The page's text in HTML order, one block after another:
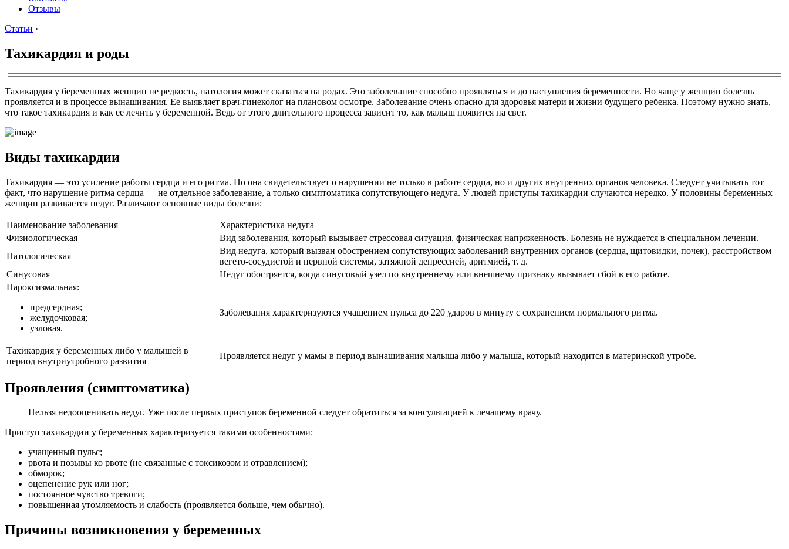
Отзывы
Статьи ›
Тахикардия и роды
Тахикардия у беременных женщин не редкость, патология может сказаться на родах. Это заболевание способно проявляться и до наступления беременности. Но чаще у женщин болезнь
проявляется и в процессе вынашивания. Ее выявляет врач-гинеколог на плановом осмотре. Заболевание очень опасно для здоровья матери и жизни будущего ребенка. Поэтому нужно знать,
что такое тахикардия и как ее лечить у беременной. Ведь от этого длительного процесса зависит то, как малыш появится на свет.
Виды тахикардии
Тахикардия — это усиление работы сердца и его ритма. Но она свидетельствует о нарушении не только в работе сердца, но и других внутренних органов человека. Следует учитывать тот
факт, что нарушение ритма сердца — не отдельное заболевание, а только симптоматика сопутствующего недуга. У людей приступы тахикардии случаются нередко. У половины беременных
женщин развивается недуг. Различают основные виды болезни:
Наименование заболевания
Характеристика недуга
Физиологическая
Вид заболевания, который вызывает стрессовая ситуация, физическая напряженность. Болезнь не нуждается в специальном лечении.
Патологическая
Вид недуга, который вызван обострением сопутствующих заболеваний внутренних органов (сердца, щитовидки, почек), расстройством
вегето-сосудистой и нервной системы, затяжной депрессией, аритмией, т. д.
Синусовая
Недуг обостряется, когда синусовый узел по внутреннему или внешнему признаку вызывает сбой в его работе.
Пароксизмальная:
предсердная;
желудочковая;
узловая.
Заболевания характеризуются учащением пульса до 220 ударов в минуту с сохранением нормального ритма.
Тахикардия у беременных либо у малышей в
период внутриутробного развития
Проявляется недуг у мамы в период вынашивания малыша либо у малыша, который находится в материнской утробе.
Проявления (симптоматика)
Нельзя недооценивать недуг. Уже после первых приступов беременной следует обратиться за консультацией к лечащему врачу.
Приступ тахикардии у беременных характеризуется такими особенностями:
учащенный пульс;
рвота и позывы ко рвоте (не связанные с токсикозом и отравлением);
обморок;
оцепенение рук или ног;
постоянное чувство тревоги;
повышенная утомляемость и слабость (проявляется больше, чем обычно).
Причины возникновения у беременных